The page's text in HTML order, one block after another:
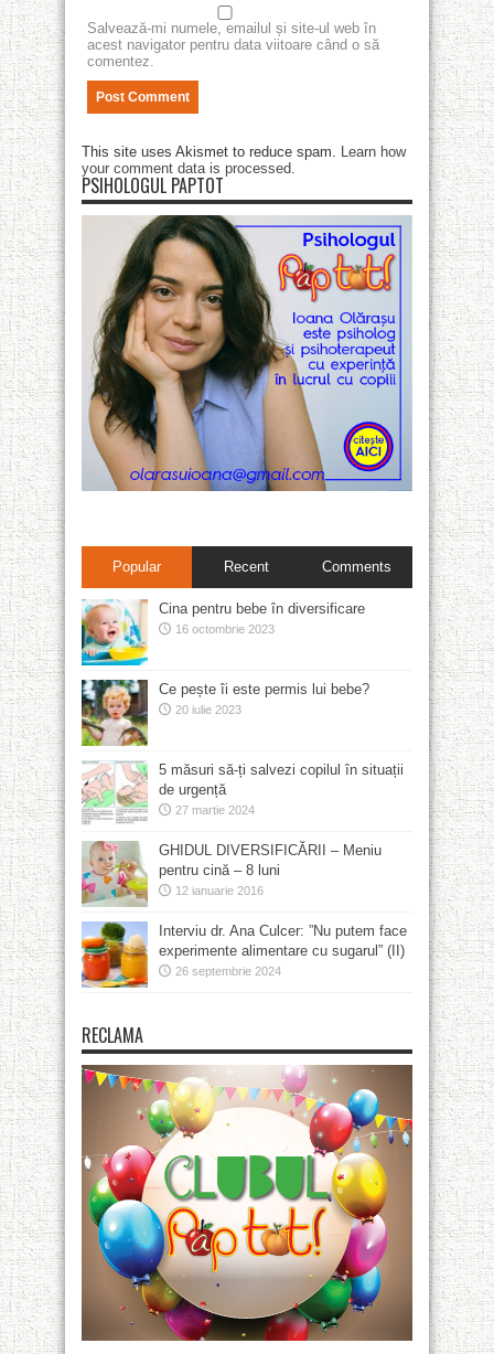
Salvează-mi numele, emailul și site-ul web în
acest navigator pentru data viitoare când o să
comentez.
This site uses Akismet to reduce spam. Learn how
your comment data is processed.
PSIHOLOGUL PAPTOT
Popular Recent Comments
Cina pentru bebe în diversificare
16 octombrie 2023
Ce pește îi este permis lui bebe?
20 iulie 2023
5 măsuri să-ți salvezi copilul în situații
de urgență
27 martie 2024
GHIDUL DIVERSIFICĂRII – Meniu
pentru cină – 8 luni
12 ianuarie 2016
Interviu dr. Ana Culcer: ”Nu putem face
experimente alimentare cu sugarul” (II)
26 septembrie 2024
RECLAMA